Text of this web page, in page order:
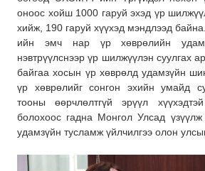
оноос хойш 1000 гаруй эхэд үр
хийж, 190 гаруй хүүхэд мэндлээд
ийн эмч нар үр хөврөлийн удам
нэвтрүүлснээр үр шилжүүлэн суулгах
байгаа хосын үр хөврөлд удамзүйн
үр хөврөлийг сонгон эхийн умайд
тооны өөрчлөлтгүй эрүүл
болохоос гадна Монгол Улсад
удамзүйн тусламж үйлчилгээ олон